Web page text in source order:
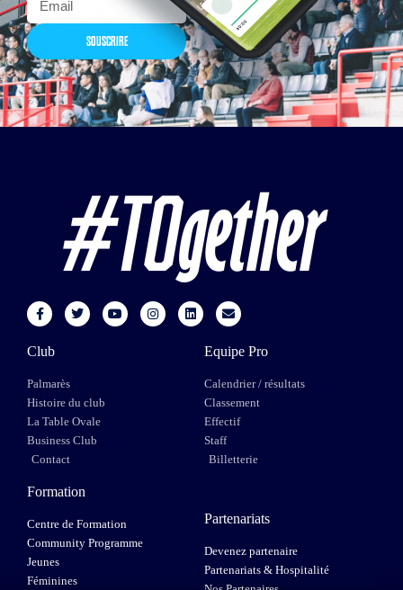
SOUSCRIRE
Club
Palmarès
Histoire du club
La Table Ovale
Business Club
Contact
Equipe Pro
Calendrier / résultats
Classement
Effectif
Staff
Billetterie
Formation
Centre de Formation
Community Programme
Jeunes
Féminines
Partenariats
Devenez partenaire
Partenariats & Hospitalité